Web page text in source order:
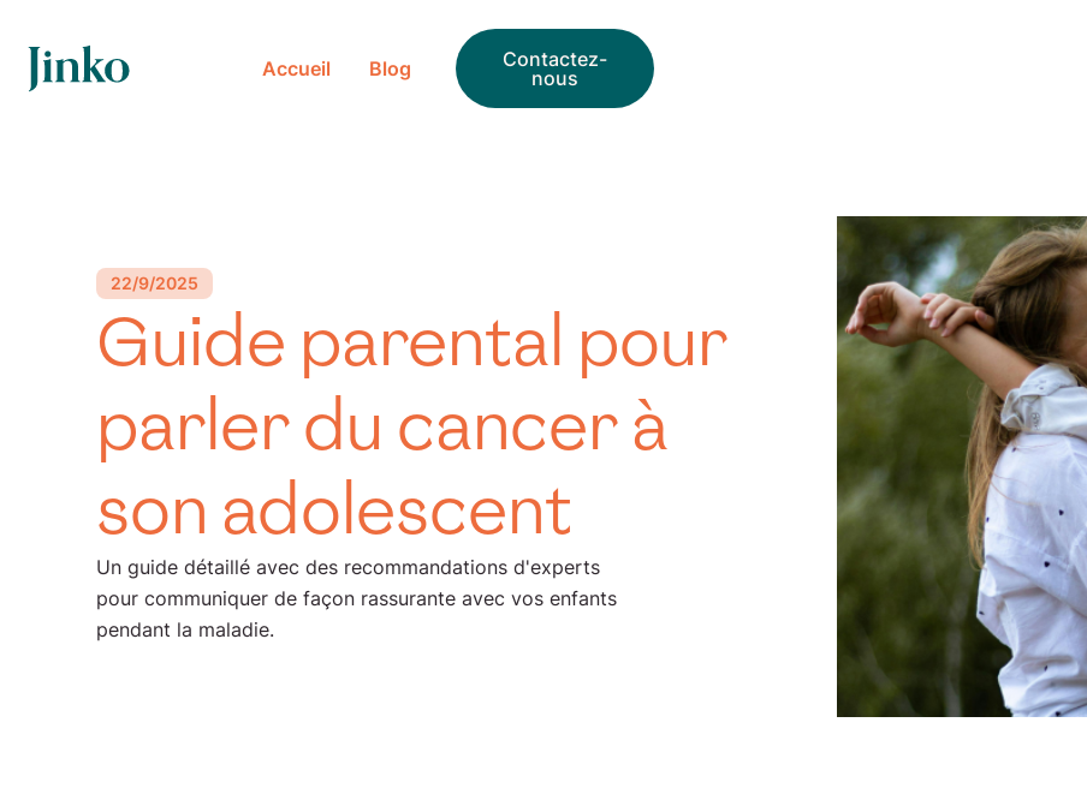
Accueil Blog
Contactez-
nous
22/9/2025
Guide parental pour
parler du cancer à
son adolescent
Un guide détaillé avec des recommandations d'experts
pour communiquer de façon rassurante avec vos enfants
pendant la maladie.